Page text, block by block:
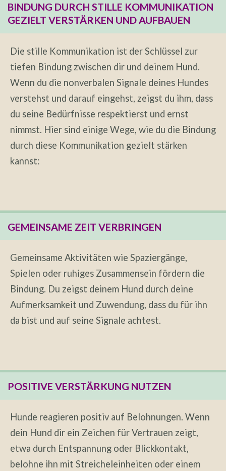
BINDUNG DURCH STILLE KOMMUNIKATION
GEZIELT VERSTÄRKEN UND AUFBAUEN
Die stille Kommunikation ist der Schlüssel zur
tiefen Bindung zwischen dir und deinem Hund.
Wenn du die nonverbalen Signale deines Hundes
verstehst und darauf eingehst, zeigst du ihm, dass
du seine Bedürfnisse respektierst und ernst
nimmst. Hier sind einige Wege, wie du die Bindung
durch diese Kommunikation gezielt stärken
kannst:
GEMEINSAME ZEIT VERBRINGEN
Gemeinsame Aktivitäten wie Spaziergänge,
Spielen oder ruhiges Zusammensein fördern die
Bindung. Du zeigst deinem Hund durch deine
Aufmerksamkeit und Zuwendung, dass du für ihn
da bist und auf seine Signale achtest.
POSITIVE VERSTÄRKUNG NUTZEN
Hunde reagieren positiv auf Belohnungen. Wenn
dein Hund dir ein Zeichen für Vertrauen zeigt,
etwa durch Entspannung oder Blickkontakt,
belohne ihn mit Streicheleinheiten oder einem